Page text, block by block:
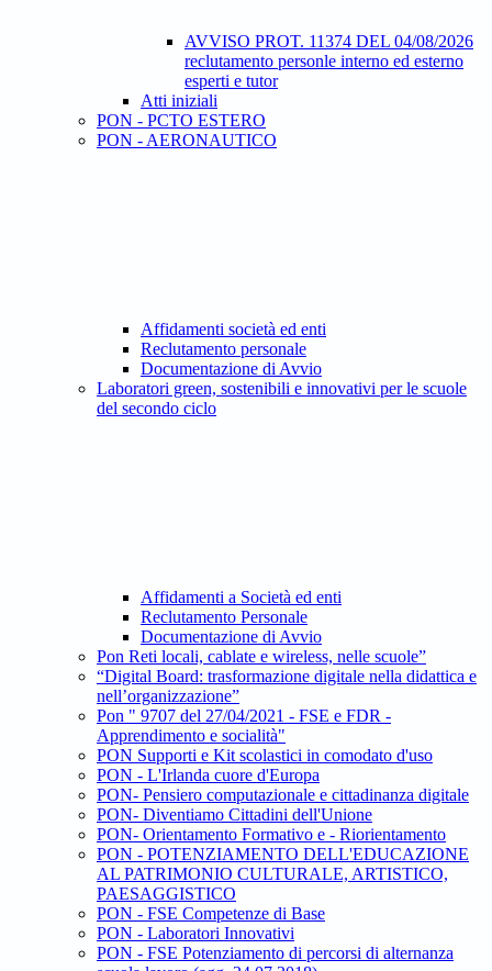
AVVISO PROT. 11374 DEL 04/08/2026
reclutamento personle interno ed esterno
esperti e tutor
Atti iniziali
PON - PCTO ESTERO
PON - AERONAUTICO
Affidamenti società ed enti
Reclutamento personale
Documentazione di Avvio
Laboratori green, sostenibili e innovativi per le scuole
del secondo ciclo
Affidamenti a Società ed enti
Reclutamento Personale
Documentazione di Avvio
Pon Reti locali, cablate e wireless, nelle scuole”
“Digital Board: trasformazione digitale nella didattica e
nell’organizzazione”
Pon " 9707 del 27/04/2021 - FSE e FDR -
Apprendimento e socialità"
PON Supporti e Kit scolastici in comodato d'uso
PON - L'Irlanda cuore d'Europa
PON- Pensiero computazionale e cittadinanza digitale
PON- Diventiamo Cittadini dell'Unione
PON- Orientamento Formativo e - Riorientamento
PON - POTENZIAMENTO DELL'EDUCAZIONE
AL PATRIMONIO CULTURALE, ARTISTICO,
PAESAGGISTICO
PON - FSE Competenze di Base
PON - Laboratori Innovativi
PON - FSE Potenziamento di percorsi di alternanza